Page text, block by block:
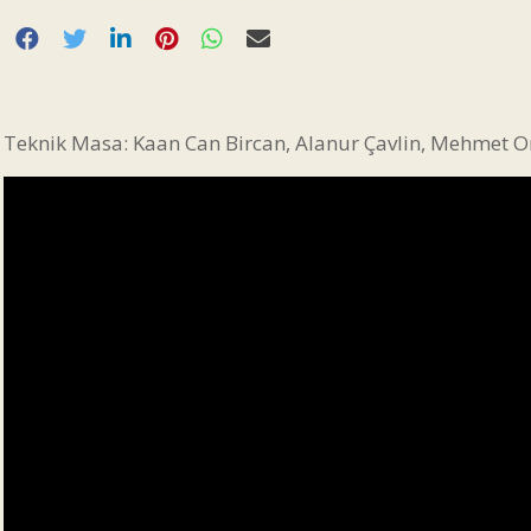
Teknik Masa: Kaan Can Bircan, Alanur Çavlin, Mehmet